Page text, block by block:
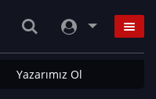
Yazarımız Ol